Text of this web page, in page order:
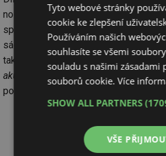
nosné konstrukce, které způsobují
spojení. Typicky se jedná o nosné
sádrokartonových příček nebo o
takových konstrukcí dochází
akustických mostů
) ke zvýšenému
poklesu neprůzvučnosti dvojitého
Tyto webové stránky
cookie ke zlepšení
Používáním našich
souhlasíte se všemi
souladu s našimi zásadami
souborů cookie.Více
SHOW ALL PARTNERS
VŠE